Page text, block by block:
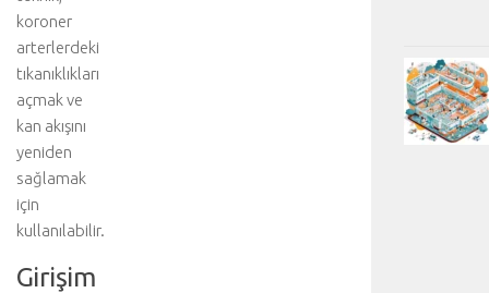
koroner
arterlerdeki
tıkanıklıkları
açmak ve
kan akışını
yeniden
sağlamak
için
kullanılabilir.
Girişim